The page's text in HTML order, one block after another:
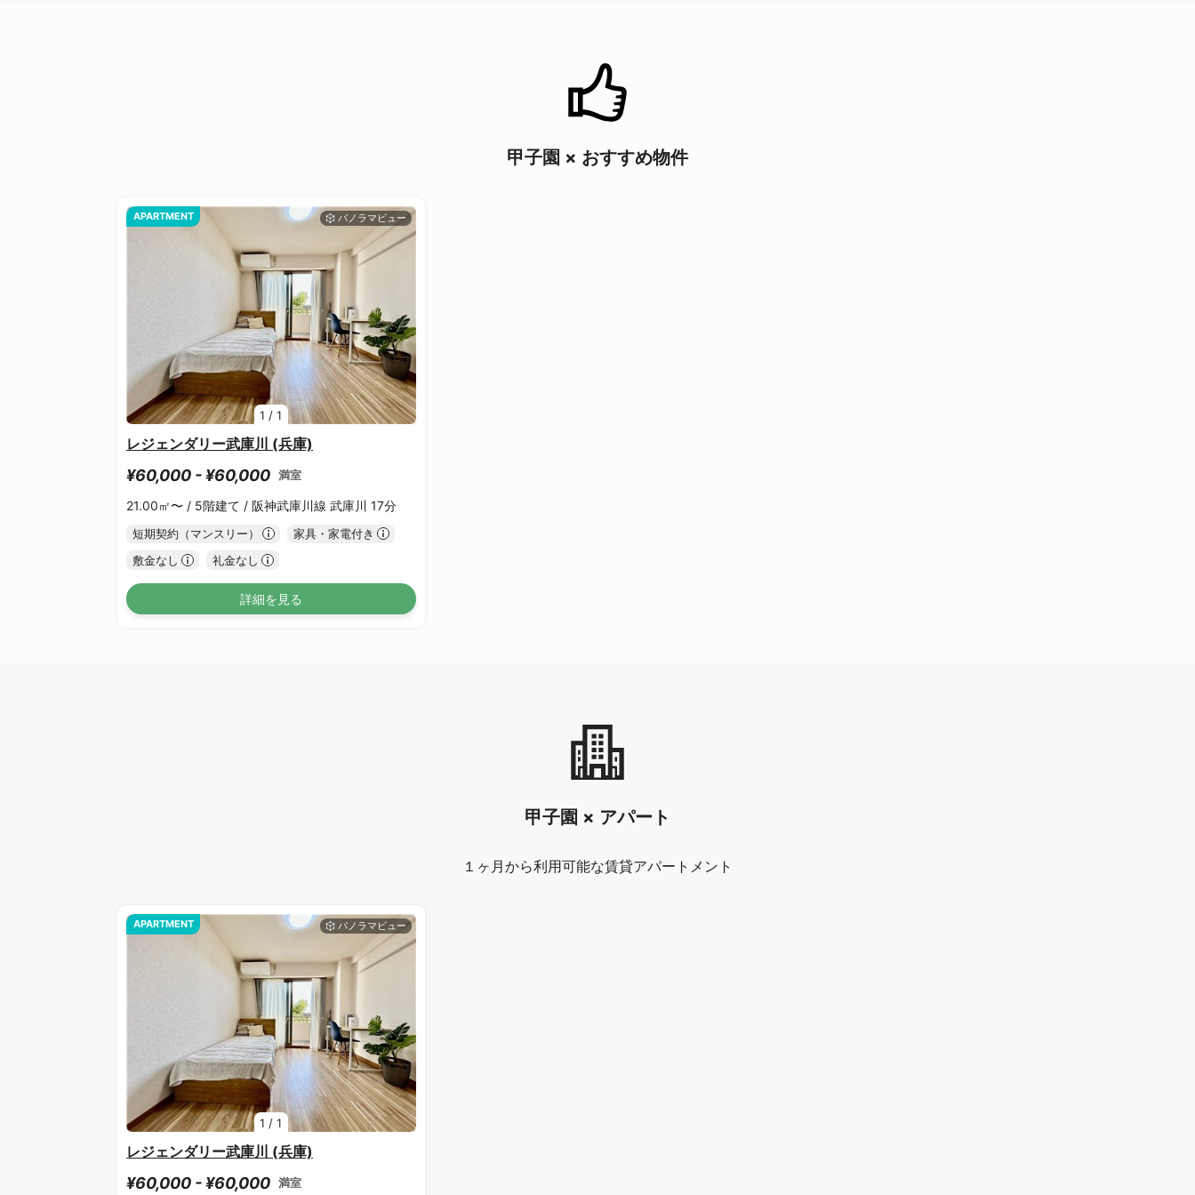
甲子園 × おすすめ物件
1 /1
APARTMENT
レジェンダリー武庫川 (兵庫)
¥60,000 - ¥60,000 満室
21.00㎡〜 / 5階建て / 阪神武庫川線 武庫川 17分
短期契約（マンスリー）
家具・家電付き
敷金なし
礼金なし
詳細を見る
甲子園 × アパート
１ヶ月から利用可能な賃貸アパートメント
1 /1
APARTMENT
レジェンダリー武庫川 (兵庫)
¥60,000 - ¥60,000 満室